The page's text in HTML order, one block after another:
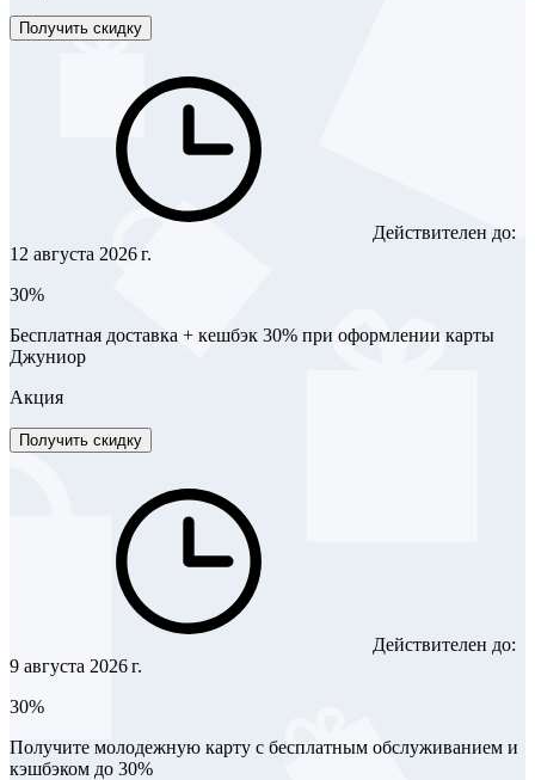
Получить скидку
Действителен до:
12 августа 2026 г.
30%
Бесплатная доставка + кешбэк 30% при оформлении карты
Джуниор
Акция
Получить скидку
Действителен до:
9 августа 2026 г.
30%
Получите молодежную карту с бесплатным обслуживанием и
кэшбэком до 30%